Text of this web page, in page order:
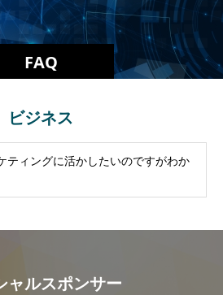
FAQ
ビジネス
ティングに活かしたいのですがわか
ャルスポンサー